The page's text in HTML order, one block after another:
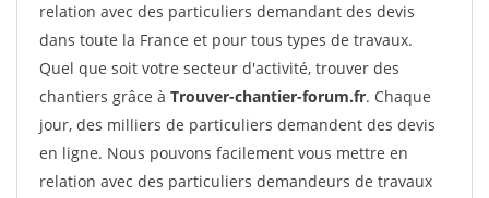
relation avec des particuliers demandant des devis
dans toute la France et pour tous types de travaux.
Quel que soit votre secteur d'activité, trouver des
chantiers grâce à Trouver-chantier-forum.fr. Chaque
jour, des milliers de particuliers demandent des devis
en ligne. Nous pouvons facilement vous mettre en
relation avec des particuliers demandeurs de travaux